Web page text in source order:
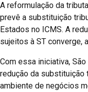
A reformulação da
prevê a substituição
Estados no ICMS. A
sujeitos à ST converge,
Com essa iniciativa,
redução da substituição
ambiente de negócios